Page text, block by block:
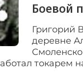
Боевой
Григорий
деревне
токарем